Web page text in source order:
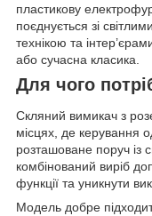
пластикову
поєднується зі
технікою та
або сучасна класика.
Для чого
Скляний вимикач з
місцях, де керування
розташоване поруч із
комбінований виріб
функції та уникнути
Модель добре